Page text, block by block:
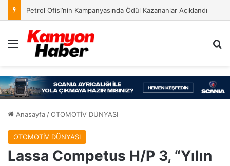
Petrol Ofisi’nin Kampanyasında Ödül Kazananlar Açıklandı
Menü
Anasayfa /OTOMOTİV DÜNYASI
OTOMOTİV DÜNYASI
Lassa Competus H/P 3, “Yılın